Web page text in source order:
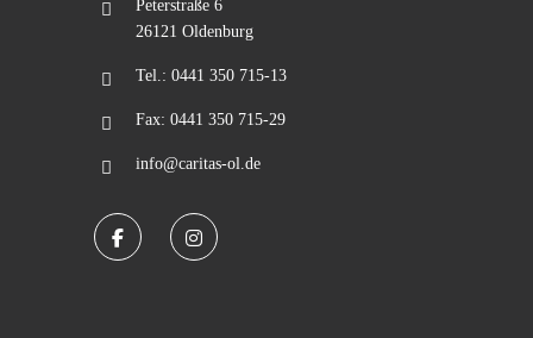
Peterstraße 6
26121 Oldenburg
Tel.: 0441 350 715-13
Fax: 0441 350 715-29
info@caritas-ol.de